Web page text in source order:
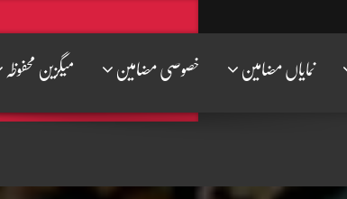
نمایاں مضامین خصوصی مضامین میگزین محفوظہ